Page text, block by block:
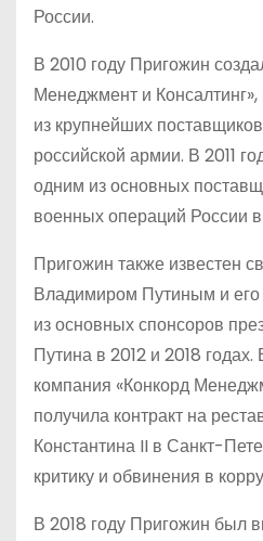
России.
В 2010 году Пригожин
Менеджмент и
из крупнейших
российской армии. В 2011
одним из основных
военных операций России
Пригожин также известен
Владимиром Путиным и
из основных спонсоров
Путина в 2012 и 2018 годах.
компания «Конкорд
получила контракт на
Константина II в Санкт-
критику и обвинения в
В 2018 году Пригожин был